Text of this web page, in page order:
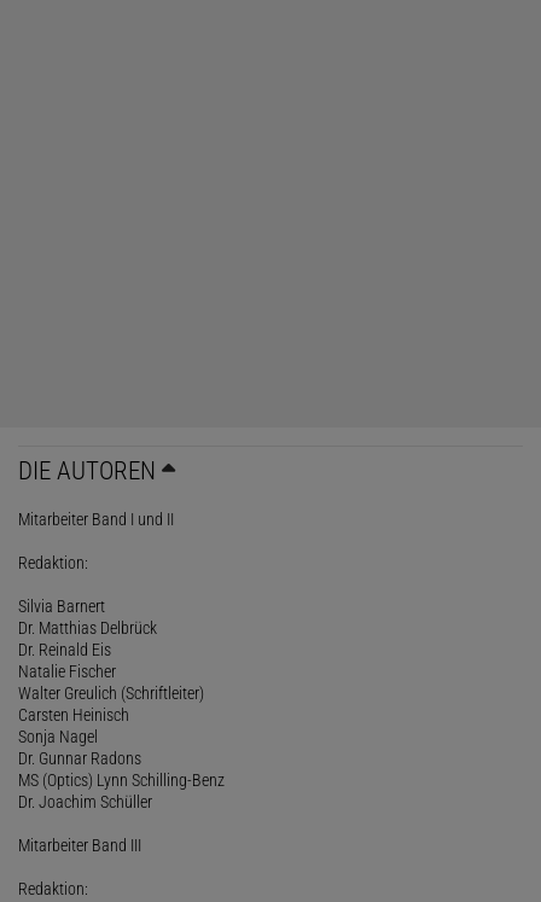
DIE AUTOREN
Mitarbeiter Band I und II
Redaktion:
Silvia Barnert
Dr. Matthias Delbrück
Dr. Reinald Eis
Natalie Fischer
Walter Greulich (Schriftleiter)
Carsten Heinisch
Sonja Nagel
Dr. Gunnar Radons
MS (Optics) Lynn Schilling-Benz
Dr. Joachim Schüller
Mitarbeiter Band III
Redaktion: